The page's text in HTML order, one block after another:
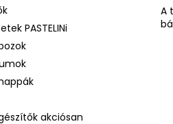
PASTELINi
akciósan
A